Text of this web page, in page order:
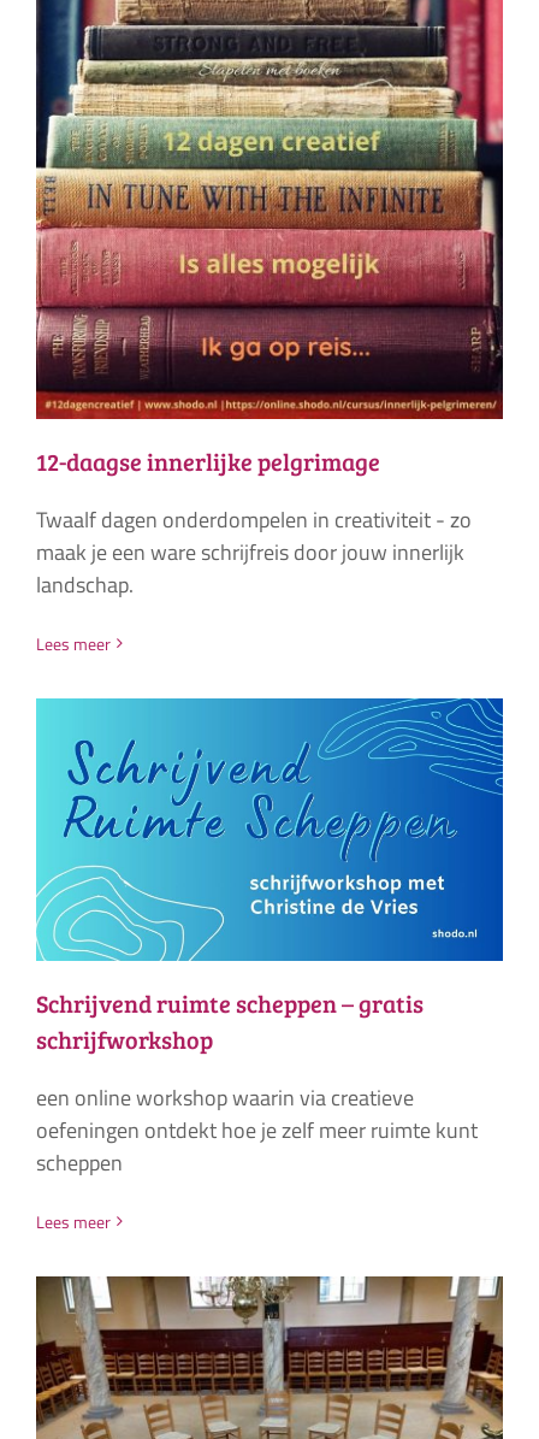
12-daagse innerlijke pelgrimage
Twaalf dagen onderdompelen in creativiteit - zo
maak je een ware schrijfreis door jouw innerlijk
landschap.
Lees meer
Schrijvend ruimte scheppen – gratis
schrijfworkshop
een online workshop waarin via creatieve
oefeningen ontdekt hoe je zelf meer ruimte kunt
scheppen
Lees meer